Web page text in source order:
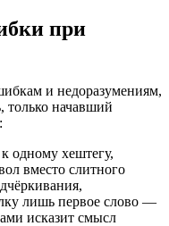
при
и недоразумениям,
только начавший
одному хештегу,
вместо слитного
лишь первое слово —
исказит смысл